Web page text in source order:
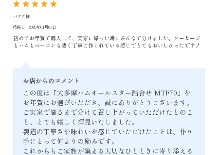
バグズ 様
投稿日：2026年01月03日
初めてお年賀で購入して、実家に帰った時にみんなで分けました。ソーセージ
もハムもベーコンも凄く丁寧に作られている感じでとてもおいしかったです！
お店からのコメント
この度は「大多摩ハムオールスター詰合せ MTF70」を
お年賀にお選びいただき、誠にありがとうございます。
ご実家で皆さまで分けて召し上がっていただけたとのこ
と、とても嬉しく拝見いたしました。
製造の丁寧さや味わいを感じていただけたことは、作り
手にとって何よりの励みです。
これからもご家族が集まる大切なひとときに寄り添える